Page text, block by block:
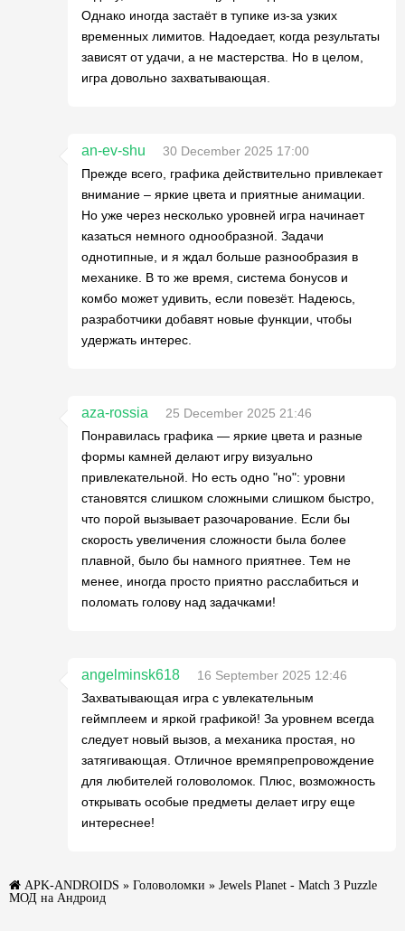
Однако иногда застаёт в тупике из-за узких
временных лимитов. Надоедает, когда результаты
зависят от удачи, а не мастерства. Но в целом,
игра довольно захватывающая.
an-ev-shu
30 December 2025 17:00
Прежде всего, графика действительно привлекает
внимание – яркие цвета и приятные анимации.
Но уже через несколько уровней игра начинает
казаться немного однообразной. Задачи
однотипные, и я ждал больше разнообразия в
механике. В то же время, система бонусов и
комбо может удивить, если повезёт. Надеюсь,
разработчики добавят новые функции, чтобы
удержать интерес.
aza-rossia
25 December 2025 21:46
Понравилась графика — яркие цвета и разные
формы камней делают игру визуально
привлекательной. Но есть одно "но": уровни
становятся слишком сложными слишком быстро,
что порой вызывает разочарование. Если бы
скорость увеличения сложности была более
плавной, было бы намного приятнее. Тем не
менее, иногда просто приятно расслабиться и
поломать голову над задачками!
angelminsk618
16 September 2025 12:46
Захватывающая игра с увлекательным
геймплеем и яркой графикой! За уровнем всегда
следует новый вызов, а механика простая, но
затягивающая. Отличное времяпрепровождение
для любителей головоломок. Плюс, возможность
открывать особые предметы делает игру еще
интереснее!
APK-ANDROIDS » Головоломки » Jewels Planet - Match 3 Puzzle
МОД на Андроид